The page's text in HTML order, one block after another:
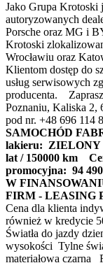
Jako Grupa Krotoski
autoryzowanych
Porsche oraz MG i
Krotoski
Wrocławiu oraz
Klientom dostęp do
usług serwisowych
producenta.
Poznaniu, Kaliska 2,
pod nr. +48 696 114
SAMOCHÓD
lakieru: ZIELONY
lat / 150000 km
promocyjna: 94
W
FIRM - LEASING
Cena dla klienta
również w
Światła do jazdy
wysokości Tylne
materiałowa czarna